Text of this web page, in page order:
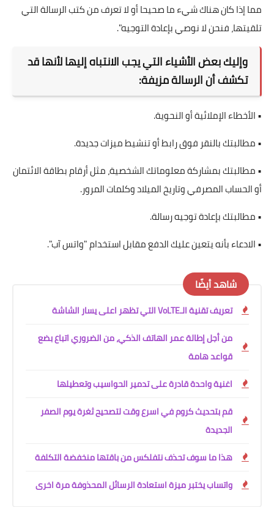
مما إذا كان هناك شيء ما صحيحا أو لا تعرف من كتب الرسالة التي
تلقيتها، فنحن لا نوصي بإعادة التوجيه".
وإليك بعض الأشياء التي يجب الانتباه إليها لأنها قد
تكشف أن الرسالة مزيفة:
• الأخطاء الإملائية أو النحوية.
• مطالبتك بالنقر فوق رابط أو تنشيط ميزات جديدة.
• مطالبتك بمشاركة معلوماتك الشخصية، مثل أرقام بطاقة الائتمان
أو الحساب المصرفي وتاريخ الميلاد وكلمات المرور.
• مطالبتك بإعادة توجيه رسالة.
• الادعاء بأنه يتعين عليك الدفع مقابل استخدام "واتس آب".
شاهد أيضًا
تعريف تقنية الـVoLTE التي تظهر اعلى يسار الشاشة
من أجل إطالة عمر الهاتف الذكي، من الضروري اتباع بضع
قواعد هامة
اغنية واحدة قادرة على تدمير الحواسيب وتعطيلها
قم بتحديث كروم في اسرع وقت لتصحيح ثغرة يوم الصفر
الجديدة
هذا ما سوف تحذف نتفلكس من باقتها منخفضة التكلفة
واتساب يختبر ميزة استعادة الرسائل المحذوفة مرة اخرى